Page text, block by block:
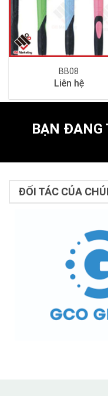
BB08
Liên hệ
BẠN ĐANG
ĐỐI TÁC CỦA